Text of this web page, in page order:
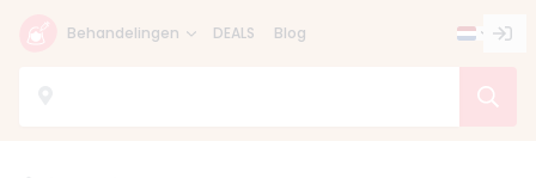
Behandelingen DEALS Blog